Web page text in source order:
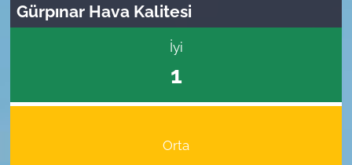
Gürpınar Hava Kalitesi
İyi
1
Orta